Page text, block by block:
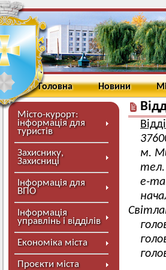
Головна Новини
Місто-курорт:
інформація для
туристів
Захиснику,
Захисниці
Інформація для
ВПО
Інформація
управлінь і відділів
Економіка міста
Проєкти міста
м.
тел.
e-